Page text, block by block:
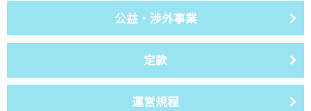
公益・渉外事業
定款
運営規程